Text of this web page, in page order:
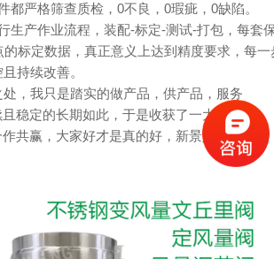
都严格筛查质检， 0不良， 0瑕疵， 0缺陷。
生产作业流程，装配-标定-测试-打包，每套
的标定数据，真正意义上达到精度要求，每一
持续改善。
，我只是踏实的做产品，供产品，服务
稳定的长期如此，于是收获了一大批互
共赢，大家好才是真的好，新景人是您